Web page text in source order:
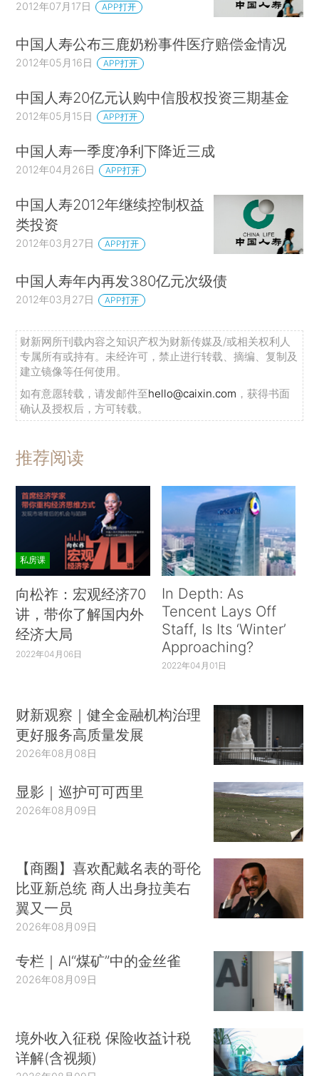
2012年07月17日 APP打开
中国人寿公布三鹿奶粉事件医疗赔偿金情况
2012年05月16日 APP打开
中国人寿20亿元认购中信股权投资三期基金
2012年05月15日 APP打开
中国人寿一季度净利下降近三成
2012年04月26日 APP打开
中国人寿2012年继续控制权益
类投资
2012年03月27日 APP打开
中国人寿年内再发380亿元次级债
2012年03月27日 APP打开
财新网所刊载内容之知识产权为财新传媒及/或相关权利人
专属所有或持有。未经许可，禁止进行转载、摘编、复制及
建立镜像等任何使用。
如有意愿转载，请发邮件至hello@caixin.com ，获得书面
确认及授权后，方可转载。
推荐阅读
私房课
向松祚：宏观经济70
讲，带你了解国内外
经济大局
2022年04月06日
In Depth: As
Tencent Lays Off
Staff, Is Its ‘Winter’
Approaching?
2022年04月01日
财新观察｜健全金融机构治理
更好服务高质量发展
2026年08月08日
显影｜巡护可可西里
2026年08月09日
【商圈】喜欢配戴名表的哥伦
比亚新总统 商人出身拉美右
翼又一员
2026年08月09日
专栏｜AI“煤矿”中的金丝雀
2026年08月09日
境外收入征税 保险收益计税
详解(含视频)